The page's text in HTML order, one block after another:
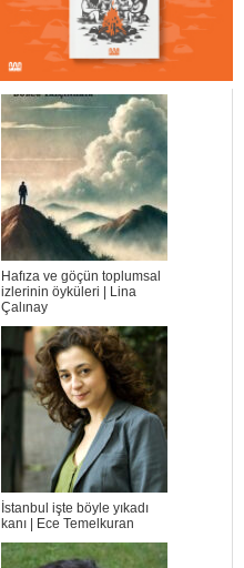
Hafıza ve göçün toplumsal
izlerinin öyküleri | Lina
Çalınay
İstanbul işte böyle yıkadı
kanı | Ece Temelkuran